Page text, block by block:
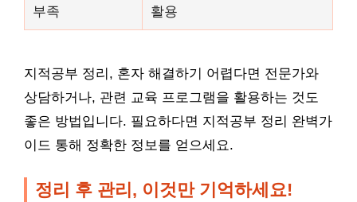
부족
활용
지적공부 정리, 혼자 해결하기 어렵다면 전문가와
상담하거나, 관련 교육 프로그램을 활용하는 것도
좋은 방법입니다. 필요하다면 지적공부 정리 완벽가
이드 통해 정확한 정보를 얻으세요.
정리 후 관리, 이것만 기억하세요!